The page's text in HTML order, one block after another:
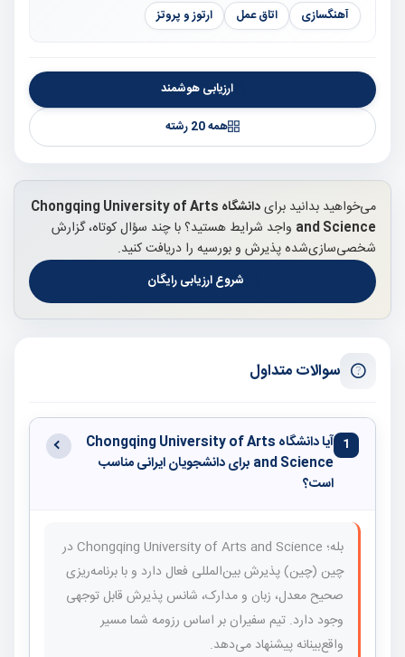
آهنگسازی اتاق عمل ارتوز و پروتز
ارزیابی هوشمند
همه 20 رشته
می‌خواهید بدانید برای
دانشگاه Chongqing University of Arts
and Science واجد شرایط هستید؟ با چند سؤال کوتاه، گزارش
شخصی‌سازی‌شده پذیرش و بورسیه را دریافت کنید.
شروع ارزیابی رایگان
سوالات متداول
1
آیا دانشگاه Chongqing University of Arts
and Science برای دانشجویان ایرانی مناسب
است؟
بله؛ Chongqing University of Arts and Science در
چین (چین) پذیرش بین‌المللی فعال دارد و با برنامه‌ریزی
صحیح معدل، زبان و مدارک، شانس پذیرش قابل توجهی
وجود دارد. تیم سفیران بر اساس رزومه شما مسیر
واقع‌بینانه پیشنهاد می‌دهد.